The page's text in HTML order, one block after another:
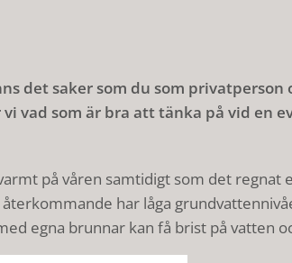
det saker som du som privatperson
vad som är bra att tänka på vid en
på våren samtidigt som det regnat
har låga
egna brunnar kan få brist på vatten